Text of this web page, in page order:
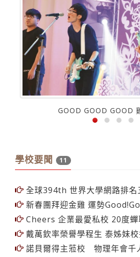
GOOD GOOD GOOD
學校要聞 11
全球394th 世界大學網路排名
新春團拜迎金雞 運勢
Cheers 企業最愛私校 20度蟬
戴萬欽率榮譽學程生 泰姊妹
諾貝爾得主蒞校 物理年會千